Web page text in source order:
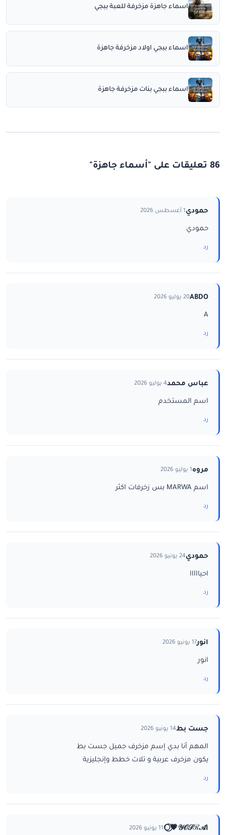
اسماء جاهزة مزخرفة للعبة ببجي
اسماء ببجي اولاد مزخرفة جاهزة
اسماء ببجي بنات مزخرفة جاهزة
86 تعليقات على "أسماء جاهزة"
حمودي1 أغسطس 2026
حمودي
رد
ABDO20 يوليو 2026
A
رد
عباس محمد4 يوليو 2026
اسم المستخدم
رد
مروه1 يوليو 2026
اسم MARWA بس زخرفات اكثر
رد
حمودي24 يونيو 2026
احيااااا
رد
انور17 يونيو 2026
انور
رد
جست بط14 يونيو 2026
المهم أنا بدي إسم مزخرف جميل جست بط
يكون مزخرف عربية و تلات خطط وإنجليزية
رد
ا𝒴𝒪𝒮ℛ𝒜💗⃝🌕 11 يونيو 2026